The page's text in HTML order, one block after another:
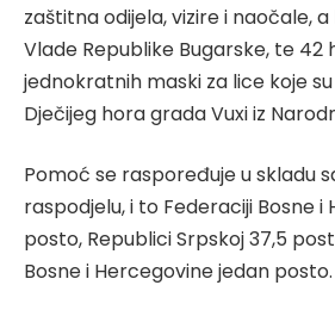
zaštitna odijela, vizire i naočale,
Vlade Republike Bugarske, te 42
jednokratnih maski za lice koje
Dječijeg hora grada Vuxi iz
Pomoć se raspoređuje u skladu
raspodjelu, i to Federaciji Bosne i
posto, Republici Srpskoj 37,5
Bosne i Hercegovine jedan posto.